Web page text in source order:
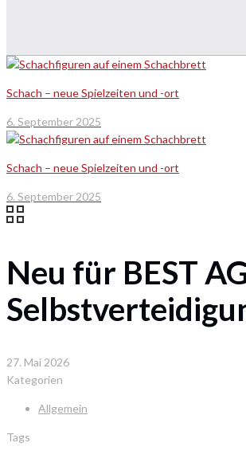
Schach – neue Spielzeiten und -ort
6. September 2025
Schach – neue Spielzeiten und -ort
6. September 2025
Neu für BEST
27. Mai 2026
Kategorien
Allgemein
Tags